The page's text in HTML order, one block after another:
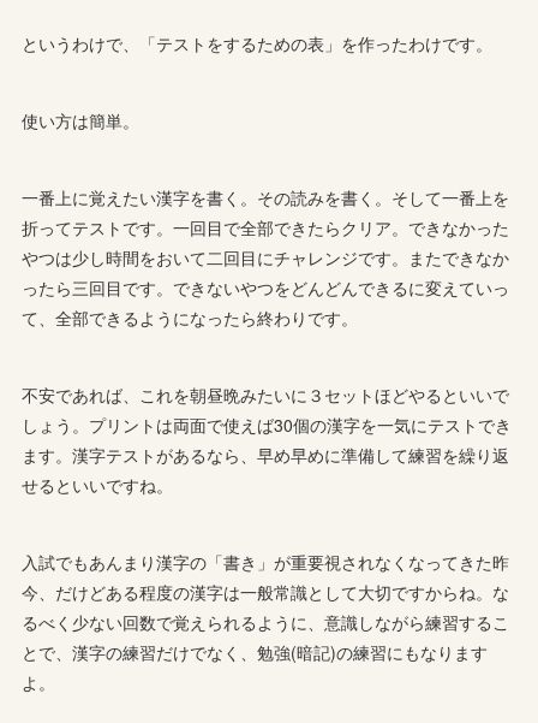
というわけで、「テストをするための表」を作ったわけです。
使い方は簡単。
一番上に覚えたい漢字を書く。その読みを書く。そして一番上を
折ってテストです。一回目で全部できたらクリア。できなかった
やつは少し時間をおいて二回目にチャレンジです。またできなか
ったら三回目です。できないやつをどんどんできるに変えていっ
て、全部できるようになったら終わりです。
不安であれば、これを朝昼晩みたいに３セットほどやるといいで
しょう。プリントは両面で使えば30個の漢字を一気にテストでき
ます。漢字テストがあるなら、早め早めに準備して練習を繰り返
せるといいですね。
入試でもあんまり漢字の「書き」が重要視されなくなってきた昨
今、だけどある程度の漢字は一般常識として大切ですからね。な
るべく少ない回数で覚えられるように、意識しながら練習するこ
とで、漢字の練習だけでなく、勉強(暗記)の練習にもなります
よ。